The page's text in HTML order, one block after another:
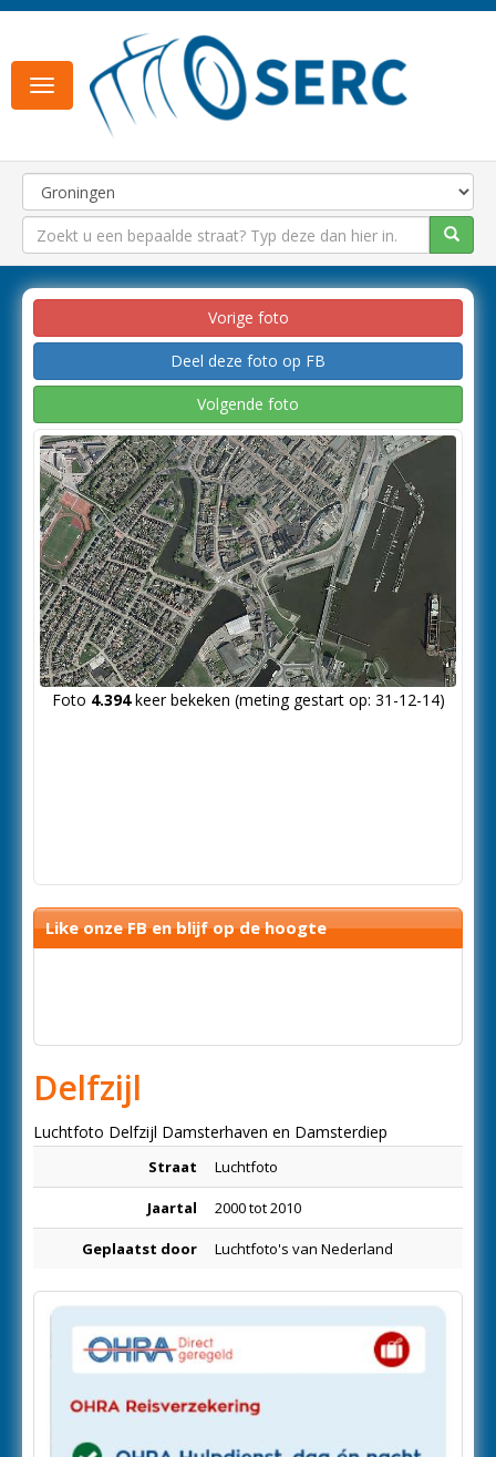
Toggle
navigation
Vorige foto
Deel deze foto op FB
Volgende foto
Foto 4.394keer bekeken (meting gestart op: 31-12-14)
Like onze FB en blijf op de hoogte
Delfzijl
Luchtfoto Delfzijl Damsterhaven en Damsterdiep
Straat Luchtfoto
Jaartal 2000 tot 2010
Geplaatst door Luchtfoto's van Nederland